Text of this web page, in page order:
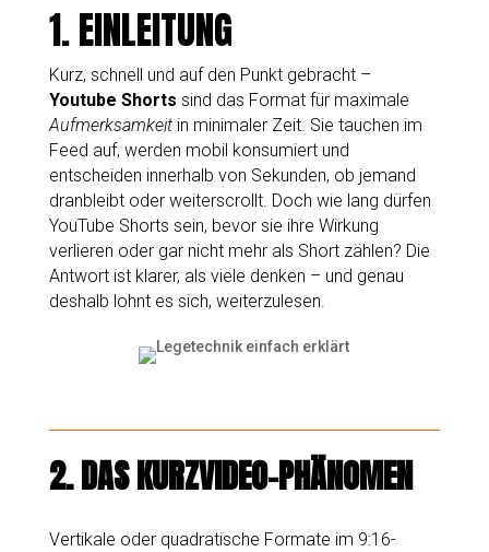
1. EINLEITUNG
Kurz, schnell und auf den Punkt gebracht –
Youtube Shorts sind das Format für maximale
Aufmerksamkeitin minimaler Zeit. Sie tauchen im
Feed auf, werden mobil konsumiert und
entscheiden innerhalb von Sekunden, ob jemand
dranbleibt oder weiterscrollt. Doch wie lang dürfen
YouTube Shorts sein, bevor sie ihre Wirkung
verlieren oder gar nicht mehr als Short zählen? Die
Antwort ist klarer, als viele denken – und genau
deshalb lohnt es sich, weiterzulesen.
2.DAS KURZVIDEO-PHÄNOMEN
Vertikale oder quadratische Formate im 9:16-